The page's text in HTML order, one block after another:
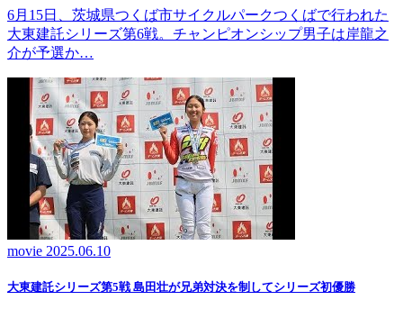
6月15日、茨城県つくば市サイクルパークつくばで行われた
大東建託シリーズ第6戦。チャンピオンシップ男子は岸龍之
介が予選か…
movie 2025.06.10
大東建託シリーズ第5戦 島田壮が兄弟対決を制してシリーズ初優勝